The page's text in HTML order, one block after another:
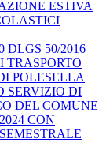
ESTIVA
DLGS 50/2016
TRASPORTO
POLESELLA
SERVIZIO DI
DEL COMUNE
CON